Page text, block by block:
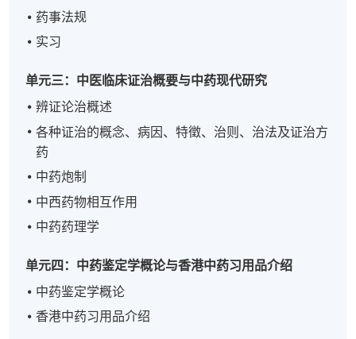
药事法规
实习
单元三：中医临床证治概要与中药现代研究
辨证论治概述
各种证治的概念、病因、特徵、治则、治法及证治方
药
中药炮制
中西药物相互作用
中药药理学
单元四：中药鉴定学概论与香港中药习用品介绍
中药鉴定学概论
香港中药习用品介绍